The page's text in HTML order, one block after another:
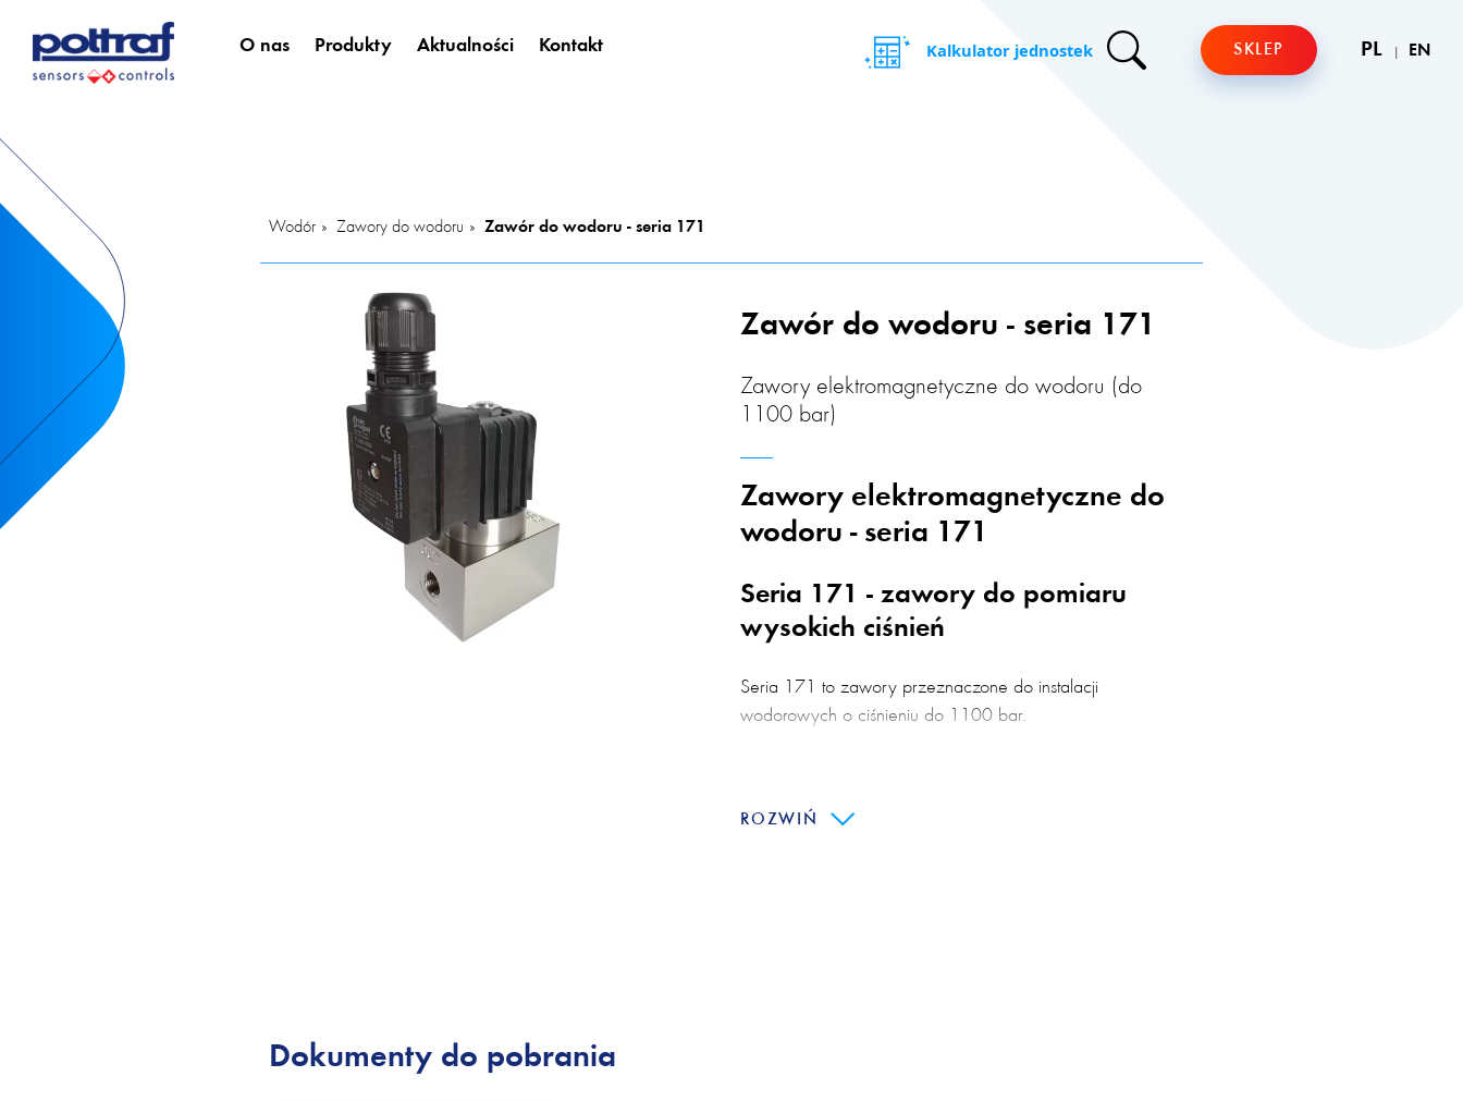
O nas Produkty Aktualności Kontakt Kalkulator jednostek SKLEP PL EN
Wodór Zawory do wodoru Zawór do wodoru - seria 171
Zawór do wodoru - seria 171
Zawory elektromagnetyczne do wodoru (do
1100 bar)
Zawory elektromagnetyczne do
wodoru - seria 171
Seria 171 - zawory do pomiaru
wysokich ciśnień
Seria 171 to zawory przeznaczone do instalacji
wodorowych o ciśnieniu do 1100 bar.
wysokich ciśnień, między innymi na stacjach tankowania
ROZWIŃ
Dokumenty do pobrania